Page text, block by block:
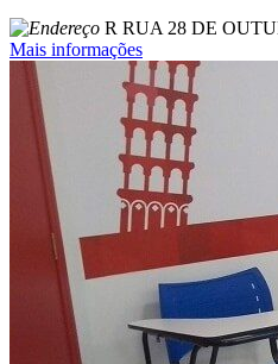
R RUA 28 DE
Mais informações